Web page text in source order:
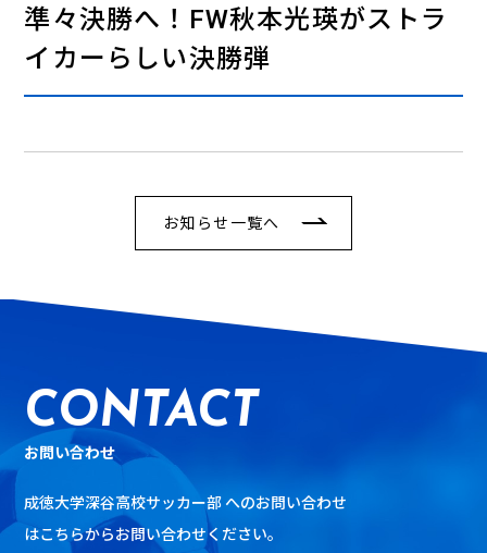
準々決勝へ！FW秋本光瑛がストラ
イカーらしい決勝弾
お知らせ一覧へ
CONTACT
お問い合わせ
成徳大学深谷高校サッカー部 へのお問い合わせ
はこちらからお問い合わせください。